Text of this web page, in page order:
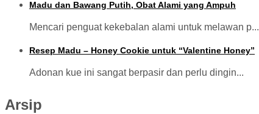
Madu dan Bawang Putih, Obat Alami yang Ampuh
Mencari penguat kekebalan alami untuk melawan p...
Resep Madu – Honey Cookie untuk “Valentine Honey”
Adonan kue ini sangat berpasir dan perlu dingin...
Arsip